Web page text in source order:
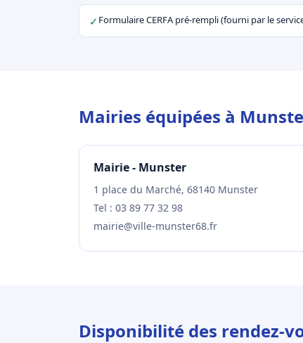
✓ Formulaire CERFA pré-rempli (fourni par le
Mairies équipées à
Mairie - Munster
1 place du Marché, 68140 Munster
Tel : 03 89 77 32 98
mairie@ville-munster68.fr
Disponibilité des rendez-